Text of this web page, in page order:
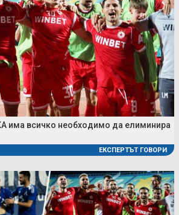
има всичко необходимо да елиминира
ЕКСПЕРТЪТ ГОВОРИ